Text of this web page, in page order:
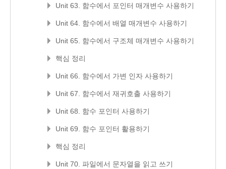
Unit 63. 함수에서 포인터 매개변수 사용하기
Unit 64. 함수에서 배열 매개변수 사용하기
Unit 65. 함수에서 구조체 매개변수 사용하기
핵심 정리
Unit 66. 함수에서 가변 인자 사용하기
Unit 67. 함수에서 재귀호출 사용하기
Unit 68. 함수 포인터 사용하기
Unit 69. 함수 포인터 활용하기
핵심 정리
Unit 70. 파일에서 문자열을 읽고 쓰기